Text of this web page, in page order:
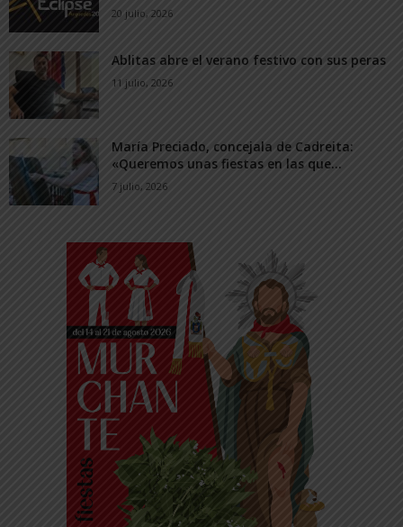
20 julio, 2026
Ablitas abre el verano festivo con sus peras
11 julio, 2026
María Preciado, concejala de Cadreita:
«Queremos unas fiestas en las que...
7 julio, 2026